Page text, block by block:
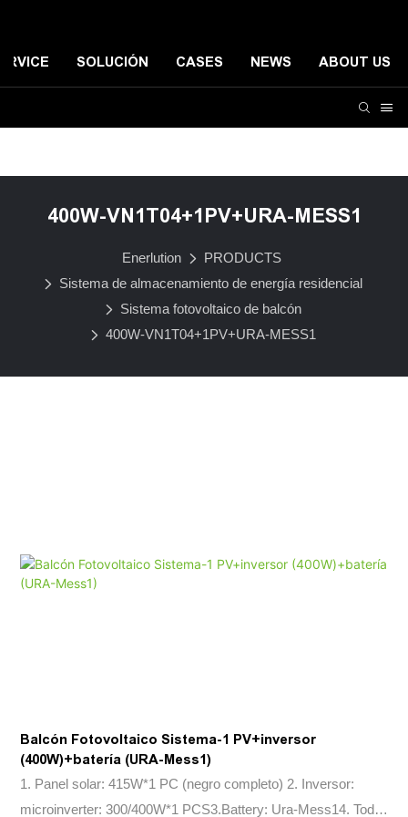
SOLUCIÓN CASES NEWS ABOUT US
400W-VN1T04+1PV+URA-MESS1
Enerlution
PRODUCTS
Sistema de almacenamiento de energía residencial
Sistema fotovoltaico de balcón
400W-VN1T04+1PV+URA-MESS1
Balcón Fotovoltaico Sistema-1 PV+inversor
(400W)+batería (URA-Mess1)
1. Panel solar: 415W*1 PC (negro completo) 2. Inversor:
microinverter: 300/400W*1 PCS3.Battery: Ura-Mess14. Todas